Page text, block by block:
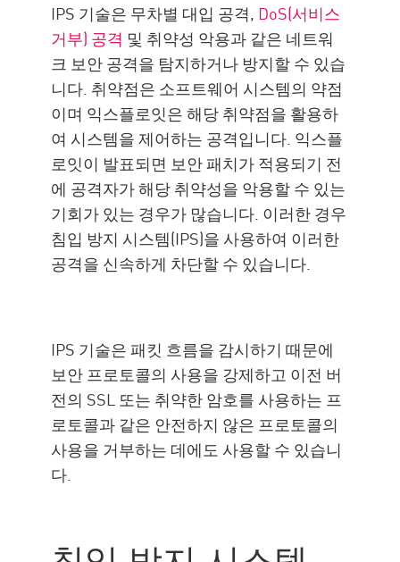
IPS 기술은 무차별 대입 공격, DoS(서비스
거부) 공격 및 취약성 악용과 같은 네트워
크 보안 공격을 탐지하거나 방지할 수 있습
니다. 취약점은 소프트웨어 시스템의 약점
이며 익스플로잇은 해당 취약점을 활용하
여 시스템을 제어하는 공격입니다. 익스플
로잇이 발표되면 보안 패치가 적용되기 전
에 공격자가 해당 취약성을 악용할 수 있는
기회가 있는 경우가 많습니다. 이러한 경우
침입 방지 시스템(IPS)을 사용하여 이러한
공격을 신속하게 차단할 수 있습니다.
IPS 기술은 패킷 흐름을 감시하기 때문에
보안 프로토콜의 사용을 강제하고 이전 버
전의 SSL 또는 취약한 암호를 사용하는 프
로토콜과 같은 안전하지 않은 프로토콜의
사용을 거부하는 데에도 사용할 수 있습니
다.